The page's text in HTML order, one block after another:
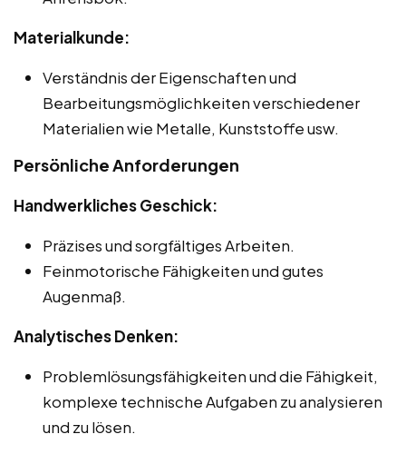
Materialkunde:
Verständnis der Eigenschaften und
Bearbeitungsmöglichkeiten verschiedener
Materialien wie Metalle, Kunststoffe usw.
Persönliche Anforderungen
Handwerkliches Geschick:
Präzises und sorgfältiges Arbeiten.
Feinmotorische Fähigkeiten und gutes
Augenmaß.
Analytisches Denken:
Problemlösungsfähigkeiten und die Fähigkeit,
komplexe technische Aufgaben zu analysieren
und zu lösen.